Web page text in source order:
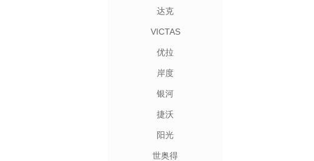
达克
VICTAS
优拉
岸度
银河
捷沃
阳光
世奥得